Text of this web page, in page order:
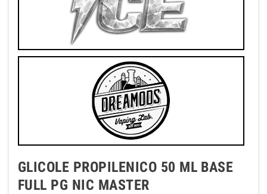
GLICOLE PROPILENICO 50 ML BASE
FULL PG NIC MASTER